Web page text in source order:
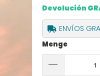
Devolución
ENVÍOS
Menge